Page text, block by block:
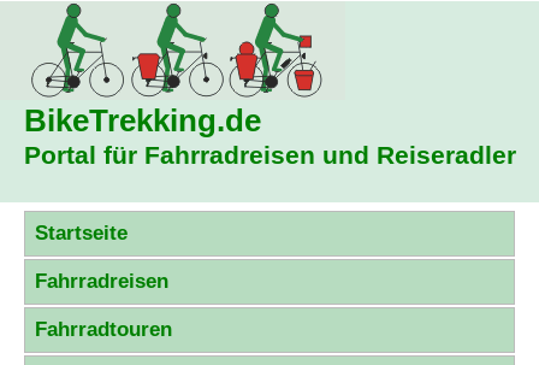
BikeTrekking.de
Portal für Fahrradreisen und Reiseradler
Startseite
Fahrradreisen
Fahrradtouren